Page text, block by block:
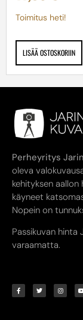
Toimitus heti!
LISÄÄ OSTOSKORIIN
Perheyritys
oleva
kehityksen
käyneet
Nopein on
Passikuvan hinta
varaamatta.